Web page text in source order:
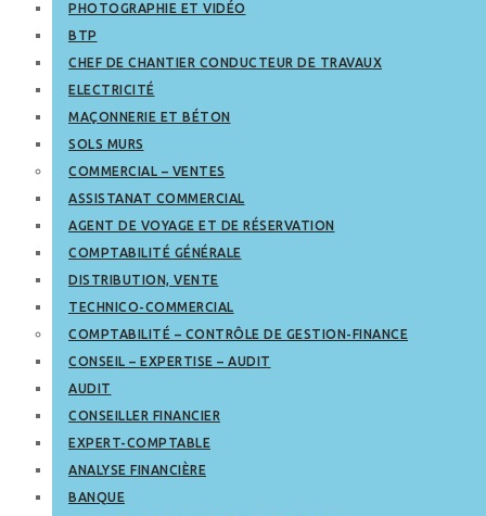
PHOTOGRAPHIE ET VIDÉO
BTP
CHEF DE CHANTIER CONDUCTEUR DE TRAVAUX
ELECTRICITÉ
MAÇONNERIE ET BÉTON
SOLS MURS
COMMERCIAL – VENTES
ASSISTANAT COMMERCIAL
AGENT DE VOYAGE ET DE RÉSERVATION
COMPTABILITÉ GÉNÉRALE
DISTRIBUTION, VENTE
TECHNICO-COMMERCIAL
COMPTABILITÉ – CONTRÔLE DE GESTION-FINANCE
CONSEIL – EXPERTISE – AUDIT
AUDIT
CONSEILLER FINANCIER
EXPERT-COMPTABLE
ANALYSE FINANCIÈRE
BANQUE